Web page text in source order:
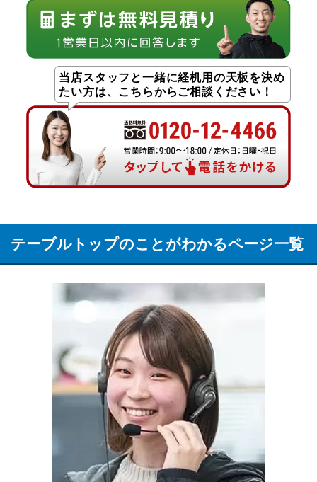
当店スタッフと一緒に経机用の天板を決め
たい方は、こちらからご相談ください！
テーブルトップのことがわかるページ一覧